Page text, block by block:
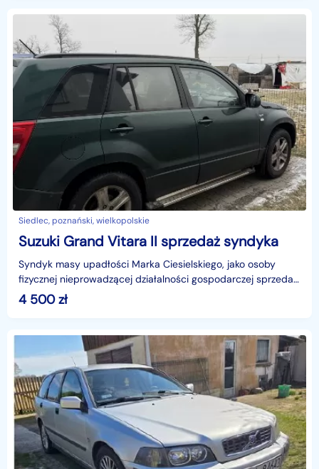
Siedlec, poznański, wielkopolskie
Suzuki Grand Vitara II sprzedaż syndyka
Syndyk masy upadłości Marka Ciesielskiego, jako osoby
fizycznej nieprowadzącej działalności gospodarczej sprzeda z
wolnej ręki pojazd marki Suzuki model Grand V
4 500zł